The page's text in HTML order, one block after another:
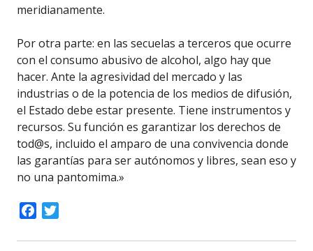
meridianamente.
Por otra parte: en las secuelas a terceros que ocurre
con el consumo abusivo de alcohol, algo hay que
hacer. Ante la agresividad del mercado y las
industrias o de la potencia de los medios de difusión,
el Estado debe estar presente. Tiene instrumentos y
recursos. Su función es garantizar los derechos de
tod@s, incluido el amparo de una convivencia donde
las garantías para ser autónomos y libres, sean eso y
no una pantomima.»
Facebook